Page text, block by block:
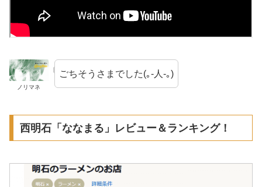
ノリマネ
ごちそうさまでした(｡-人-｡)
西明石「ななまる」レビュー＆ランキング！